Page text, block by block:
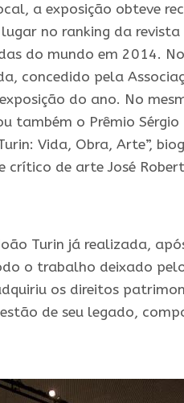
a exposição obteve
no ranking da
do mundo em 2014.
concedido pela
do ano. No
também o Prêmio
Vida, Obra, Arte”,
de arte José
Turin já realizada,
o trabalho deixado
os direitos
de seu legado,